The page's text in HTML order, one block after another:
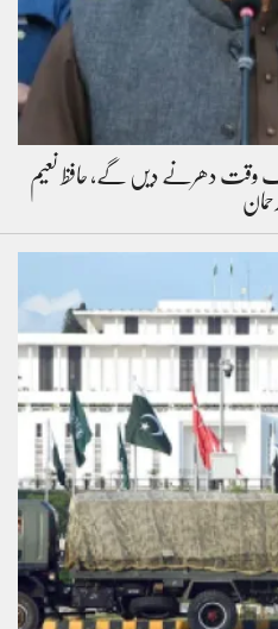
وقت دھرنے دیں گے، حافظ نعیم